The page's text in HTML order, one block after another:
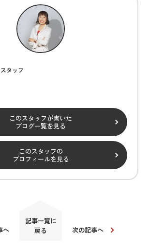
タッフ
このスタッフが書いた
ブログ一覧を見る
このスタッフの
プロフィールを見る
へ
記事一覧に
戻る
次の記事へ